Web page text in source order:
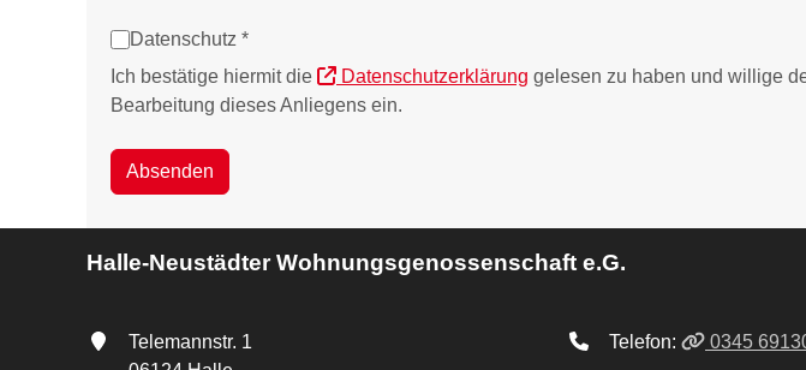
Datenschutz *
Ich bestätige hiermit die
Datenschutzerklärung gelesen zu haben und willige
Bearbeitung dieses Anliegens ein.
Absenden
Halle-Neustädter Wohnungsgenossenschaft e.G.
Telemannstr. 1
Telefon: 0345